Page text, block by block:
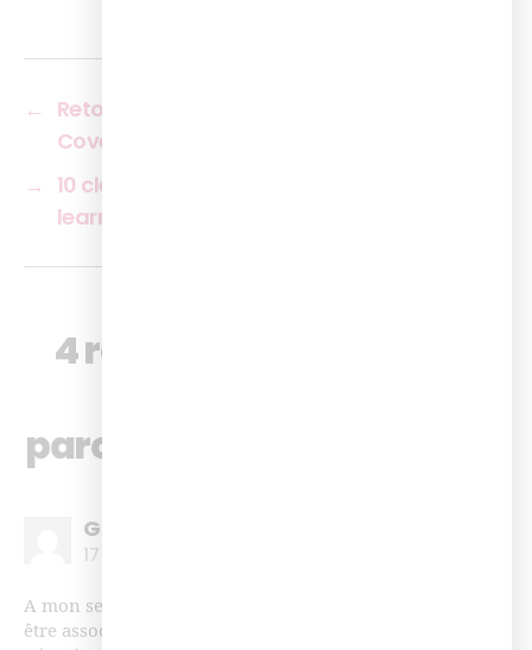
← Retour d’expérience – Bruno Rampersan de
Covéa
→ 10 clés pour réussir votre projet digital
learning
4 réponses sur « 3 idées
parcours digital learning »
Geneviève Nguyen-Viêt
17 octobre 2018 à 10h29
A mon sens, les principes de gamification ne doivent pas
être associés à la vitesse. Chacun apprend à son rythme.